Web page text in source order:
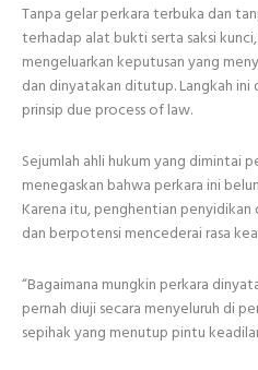
Tanpa gelar perkara terbuka dan
terhadap alat bukti serta saksi
mengeluarkan keputusan yang
dan dinyatakan ditutup. Langkah
prinsip due process of law.
Sejumlah ahli hukum yang dimintai
menegaskan bahwa perkara ini
Karena itu, penghentian
dan berpotensi mencederai rasa
“Bagaimana mungkin perkara
pernah diuji secara menyeluruh di
sepihak yang menutup pintu